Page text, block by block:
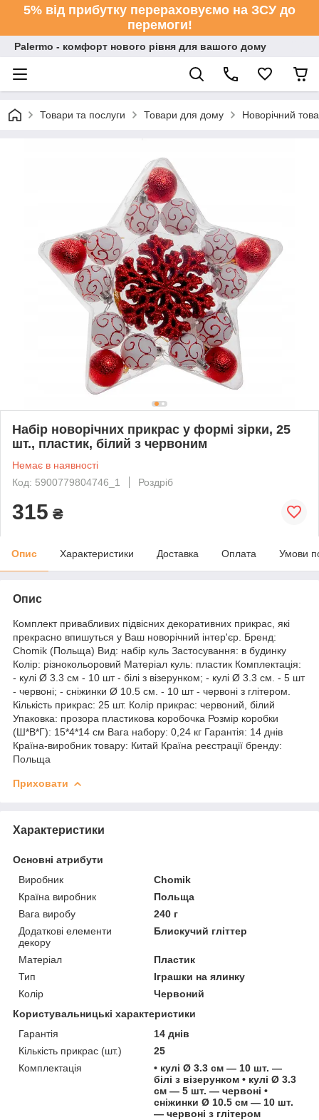
5% від прибутку перераховуємо на ЗСУ до
перемоги!
Palermo - комфорт нового рівня для вашого дому
Товари та послуги Товари для дому Новорічний
Набір новорічних прикрас у формі зірки, 25
шт., пластик, білий з червоним
Немає в наявності
Код: 5900779804746_1
Роздріб
315 ₴
Опис Характеристики Доставка Оплата Умови
Опис
Комплект привабливих підвісних декоративних прикрас, які
прекрасно впишуться у Ваш новорічний інтер'єр. Бренд:
Chomik (Польща) Вид: набір куль Застосування: в будинку
Колір: різнокольоровий Матеріал куль: пластик Комплектація:
- кулі Ø 3.3 см - 10 шт - білі з візерунком; - кулі Ø 3.3 см. - 5 шт
- червоні; - сніжинки Ø 10.5 см. - 10 шт - червоні з глітером.
Кількість прикрас: 25 шт. Колір прикрас: червоний, білий
Упаковка: прозора пластикова коробочка Розмір коробки
(Ш*В*Г): 15*4*14 см Вага набору: 0,24 кг Гарантія: 14 днів
Країна-виробник товару: Китай Країна реєстрації бренду:
Польща
Приховати
Характеристики
Основні атрибути
Виробник
Chomik
Країна виробник
Польща
Вага виробу
240 г
Додаткові елементи
декору
Блискучий гліттер
Матеріал
Пластик
Тип
Іграшки на ялинку
Колір
Червоний
Користувальницькі характеристики
Гарантія
14 днів
Кількість прикрас (шт.)
25
Комплектація
• кулі Ø 3.3 см — 10 шт. —
білі з візерунком • кулі Ø 3.3
см — 5 шт. — червоні •
сніжинки Ø 10.5 см — 10 шт.
— червоні з глітером